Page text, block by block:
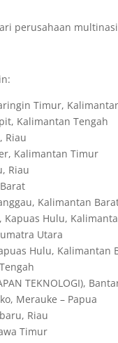
perusahaan
Timur,
Kalimantan Tengah
Riau
Kalimantan Timur
Riau
Kalimantan
Kapuas Hulu,
Utara
Hulu, Kalimantan
TEKNOLOGI),
Merauke – Papua
Riau
Timur